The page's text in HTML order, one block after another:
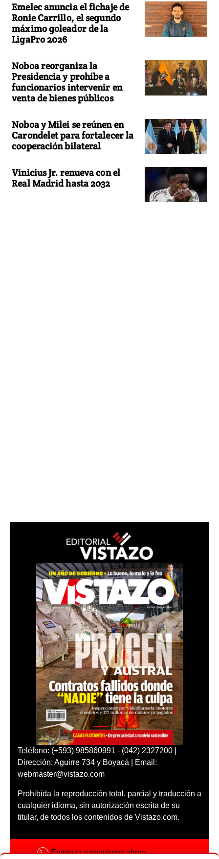
Emelec anuncia el fichaje de
Ronie Carrillo, el segundo
máximo goleador de la
LigaPro 2026
Noboa reorganiza la
Presidencia y prohíbe a
funcionarios intervenir en
venta de bienes públicos
Noboa y Milei se reúnen en
Carondelet para fortalecer la
cooperación bilateral
Vinicius Jr. renueva con el
Real Madrid hasta 2032
Teléfono: (+593) 985860991 - (042) 2327200 |
Dirección: Aguirre 734 y Boyacá | Email:
webmaster@vistazo.com
Prohibida la reproducción total, parcial y traducción a
cualquier idioma, sin autorización escrita de su
titular, de todos los contenidos de Vistazo.com.
Empieza a seguirnos ahora